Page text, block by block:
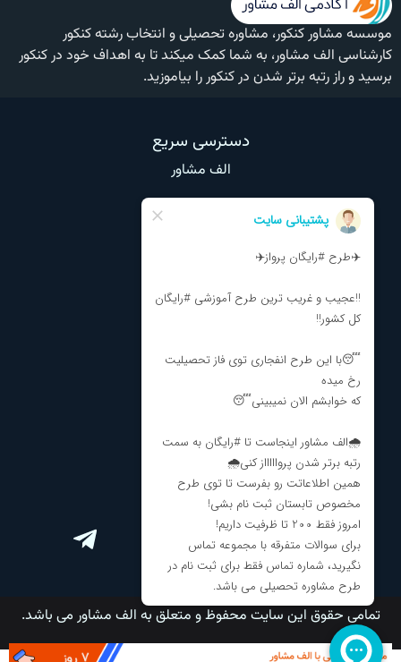
موسسه مشاور کنکور، مشاوره تحصیلی و انتخاب رشته کنکور
کارشناسی الف مشاور، به شما کمک میکند تا به اهداف خود در کنکور
برسید و راز رتبه برتر شدن در کنکور را بیاموزید.
دسترسی سریع
الف مشاور
درباره ما
مشاوره انتخاب رشته
برنامه ریزی کنکور
ارتباط با ما
تمامی حقوق این سایت محفوظ و متعلق به الف مشاور می باشد.